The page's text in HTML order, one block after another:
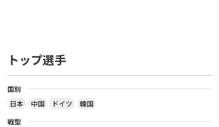
トップ選手
国別
日本
中国 ドイツ
韓国
戦型